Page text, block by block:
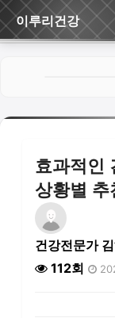
이루리건강
효과적인
상황별 추
건강전문가
112회